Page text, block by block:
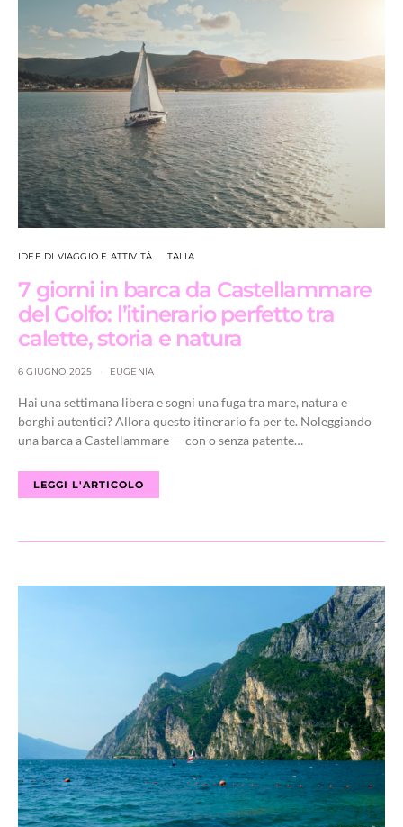
IDEE DI VIAGGIO E ATTIVITÀ ITALIA
7 giorni in barca da Castellammare
del Golfo: l’itinerario perfetto tra
calette, storia e natura
6 GIUGNO 2025 EUGENIA
Hai una settimana libera e sogni una fuga tra mare, natura e
borghi autentici? Allora questo itinerario fa per te. Noleggiando
una barca a Castellammare — con o senza patente…
LEGGI L'ARTICOLO